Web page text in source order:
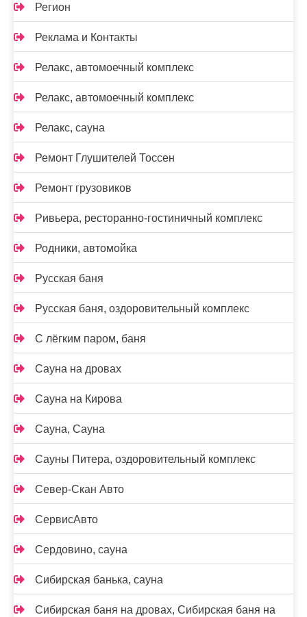
Регион
Реклама и Контакты
Релакс, автомоечный комплекс
Релакс, автомоечный комплекс
Релакс, сауна
Ремонт Глушителей Тоссен
Ремонт грузовиков
Ривьера, ресторанно-гостиничный комплекс
Родники, автомойка
Русская баня
Русская баня, оздоровительный комплекс
С лёгким паром, баня
Сауна на дровах
Сауна на Кирова
Сауна, Сауна
Сауны Питера, оздоровительный комплекс
Север-Скан Авто
СервисАвто
Сердовино, сауна
Сибирская банька, сауна
Сибирская баня на дровах, Сибирская баня на